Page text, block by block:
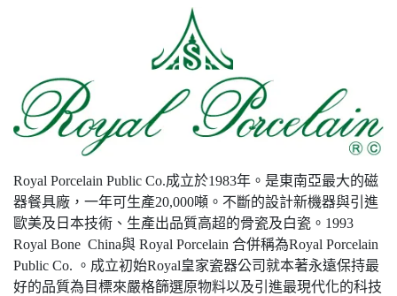
Royal Porcelain Public Co.成立於1983年。是東南亞最大的磁
器餐具廠，一年可生產20,000噸。不斷的設計新機器與引進
歐美及日本技術、生產出品質高超的骨瓷及白瓷。1993
Royal Bone China與 Royal Porcelain 合併稱為Royal Porcelain
Public Co. 。成立初始Royal皇家瓷器公司就本著永遠保持最
好的品質為目標來嚴格篩選原物料以及引進最現代化的科技